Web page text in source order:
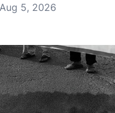
Aug 5, 2026